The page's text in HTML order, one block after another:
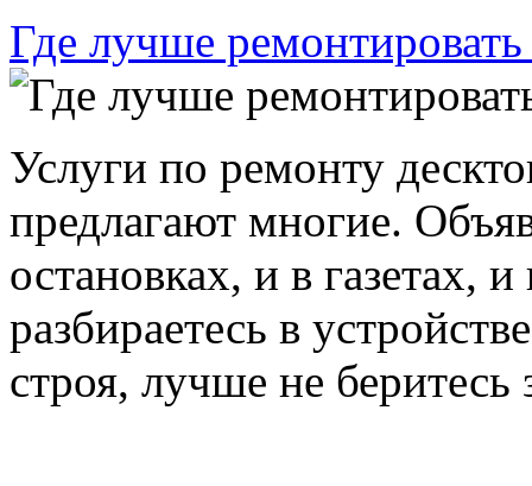
Где лучше
Услуги по ремонту
предлагают многие.
остановках, и в газетах,
разбираетесь в
строя, лучше не беритесь